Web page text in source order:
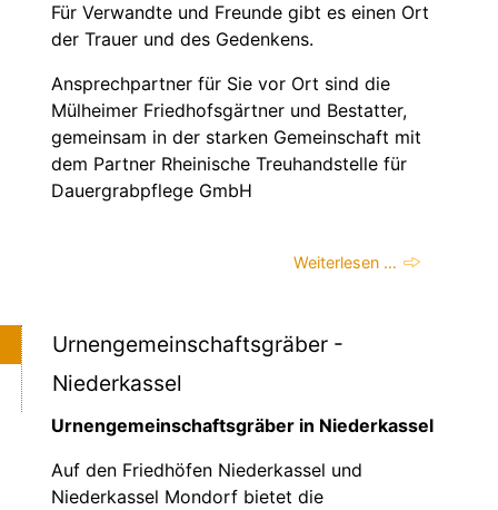
Für Verwandte und Freunde gibt es einen Ort
der Trauer und des Gedenkens.
Ansprechpartner für Sie vor Ort sind die
Mülheimer Friedhofsgärtner und Bestatter,
gemeinsam in der starken Gemeinschaft mit
dem Partner Rheinische Treuhandstelle für
Dauergrabpflege GmbH
Weiterlesen …
Urnengemeinschaftsgräber -
Niederkassel
Urnengemeinschaftsgräber in Niederkassel
Auf den Friedhöfen Niederkassel und
Niederkassel Mondorf bietet die